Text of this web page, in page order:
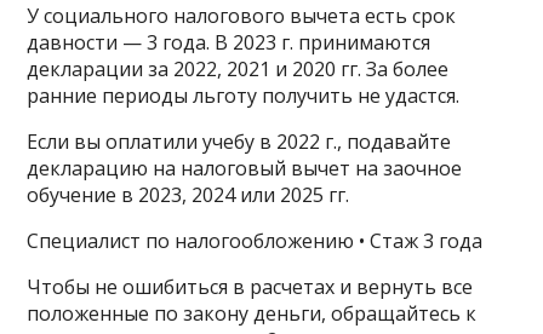
У социального налогового вычета есть срок
давности — 3 года. В 2023 г. принимаются
декларации за 2022, 2021 и 2020 гг. За более
ранние периоды льготу получить не удастся.
Если вы оплатили учебу в 2022 г., подавайте
декларацию на налоговый вычет на заочное
обучение в 2023, 2024 или 2025 гг.
Специалист по налогообложению • Стаж 3 года
Чтобы не ошибиться в расчетах и вернуть все
положенные по закону деньги, обращайтесь к